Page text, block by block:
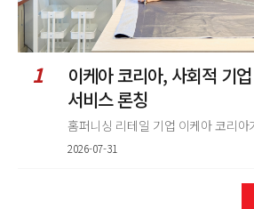
1
이케아 코리아, 사회적 기
서비스 론칭
2026-07-31